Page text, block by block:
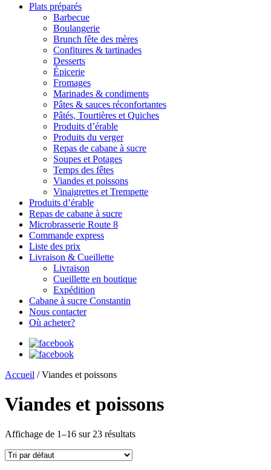
Plats préparés
Barbecue
Boulangerie
Brunch fête des mères
Confitures & tartinades
Desserts
Épicerie
Fromages
Marinades & condiments
Pâtes & sauces réconfortantes
Pâtés, Tourtières et Quiches
Produits d’érable
Produits du verger
Repas de cabane à sucre
Soupes et Potages
Temps des fêtes
Viandes et poissons
Vinaigrettes et Trempette
Produits d’érable
Repas de cabane à sucre
Microbrasserie Route 8
Commande express
Liste des prix
Livraison & Cueillette
Livraison
Cueillette en boutique
Expédition
Cabane à sucre Constantin
Nous contacter
Où acheter?
Accueil / Viandes et poissons
Viandes et poissons
Affichage de 1–16 sur 23 résultats